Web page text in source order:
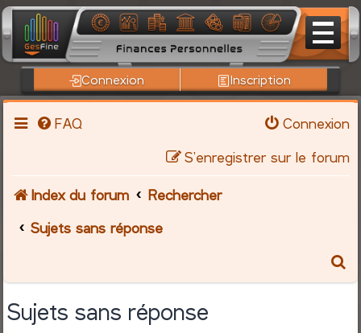
Connexion Inscription
FAQ
Connexion
S’enregistrer sur le forum
Index du forum
Rechercher
Sujets sans réponse
Sujets sans réponse